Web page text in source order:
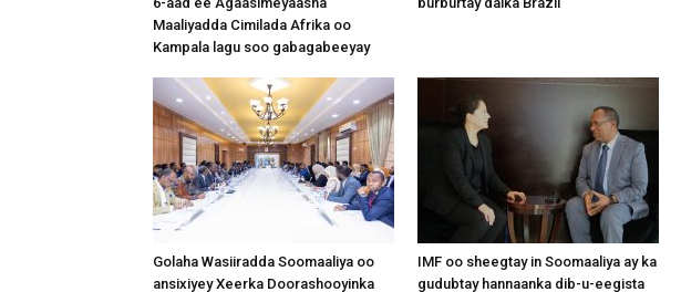
Maaliyadda Cimilada Afrika oo
Kampala lagu soo gabagabeeyay
Golaha Wasiiradda Soomaaliya oo
ansixiyey Xeerka Doorashooyinka
IMF oo sheegtay in Soomaaliya ay ka
gudubtay hannaanka dib-u-eegista